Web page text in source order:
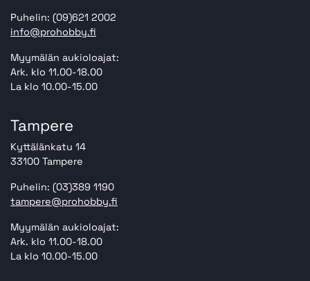
Puhelin: (09)621 2002
info@prohobby.fi
Myymälän aukioloajat:
Ark. klo 11.00-18.00
La klo 10.00-15.00
Tampere
Kyttälänkatu 14
33100 Tampere
Puhelin: (03)389 1190
tampere@prohobby.fi
Myymälän aukioloajat:
Ark. klo 11.00-18.00
La klo 10.00-15.00